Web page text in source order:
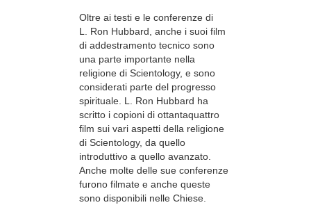
Oltre ai testi e le conferenze di
L. Ron Hubbard, anche i suoi film
di addestramento tecnico sono
una parte importante nella
religione di Scientology, e sono
considerati parte del progresso
spirituale. L. Ron Hubbard ha
scritto i copioni di ottantaquattro
film sui vari aspetti della religione
di Scientology, da quello
introduttivo a quello avanzato.
Anche molte delle sue conferenze
furono filmate e anche queste
sono disponibili nelle Chiese.